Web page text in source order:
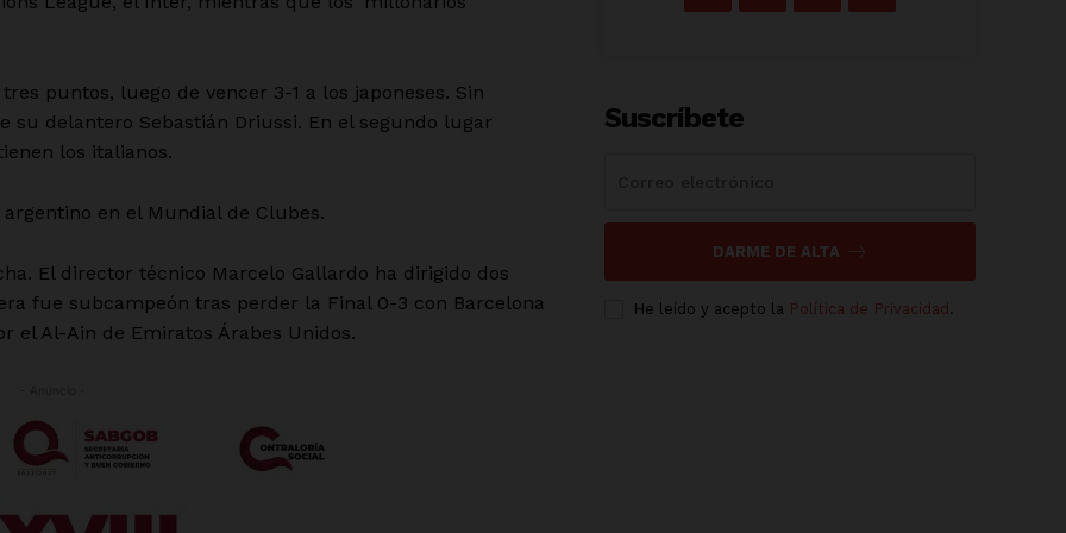
puntos, luego de vencer 3-1 a los japoneses. Sin
delantero Sebastián Driussi. En el segundo lugar
los italianos.
en el Mundial de Clubes.
El director técnico Marcelo Gallardo ha dirigido dos
fue subcampeón tras perder la Final 0-3 con Barcelona
el Al-Ain de Emiratos Árabes Unidos.
Suscríbete
DARME DE ALTA
He leído y acepto la Política de Privacidad .